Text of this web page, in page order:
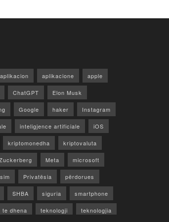
aplikacion aplikacione apple
ChatGPT Elon Musk
Google haker Instagram
inteligjence artificiale iOS
kriptomonedha kriptovaluta
Meta microsoft
Privatësia përdorues
SHBA siguria smartphone
te dhena teknologji teknologjia